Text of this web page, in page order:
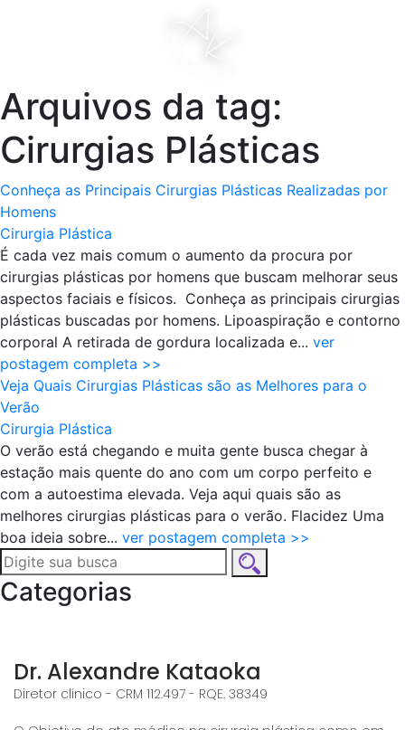
Arquivos da tag:
Cirurgias Plásticas
Conheça as Principais Cirurgias Plásticas Realizadas por
Homens
Cirurgia Plástica
É cada vez mais comum o aumento da procura por
cirurgias plásticas por homens que buscam melhorar seus
aspectos faciais e físicos. Conheça as principais cirurgias
plásticas buscadas por homens. Lipoaspiração e contorno
corporal A retirada de gordura localizada e... ver
postagem completa >>
Veja Quais Cirurgias Plásticas são as Melhores para o
Verão
Cirurgia Plástica
O verão está chegando e muita gente busca chegar à
estação mais quente do ano com um corpo perfeito e
com a autoestima elevada. Veja aqui quais são as
melhores cirurgias plásticas para o verão. Flacidez Uma
boa ideia sobre... ver postagem completa >>
Categorias
Dr. Alexandre Kataoka
Diretor clínico - CRM 112.497 - RQE. 38349